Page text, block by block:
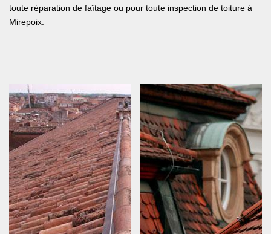
toute réparation de faîtage ou pour toute inspection de toiture à
Mirepoix.